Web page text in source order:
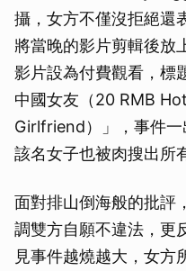
攝，女方不僅沒拒絕還
將當晚的影片剪輯後放
影片設為付費觀看，標
中國女友（20 RMB
Girlfriend）」，事件一
該名女子也被肉搜出所
面對排山倒海般的批評
調雙方自願不違法，更
見事件越燒越大，女方